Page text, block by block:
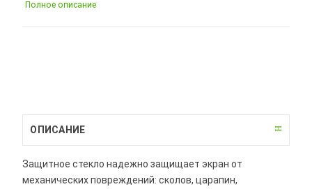
Полное описание
ОПИСАНИЕ
Защитное стекло надежно защищает экран от
механических повреждений: сколов, царапин,